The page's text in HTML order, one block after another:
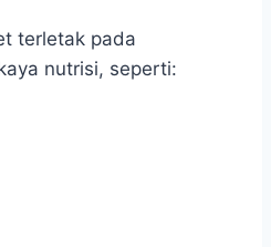
terletak pada
nutrisi, seperti: